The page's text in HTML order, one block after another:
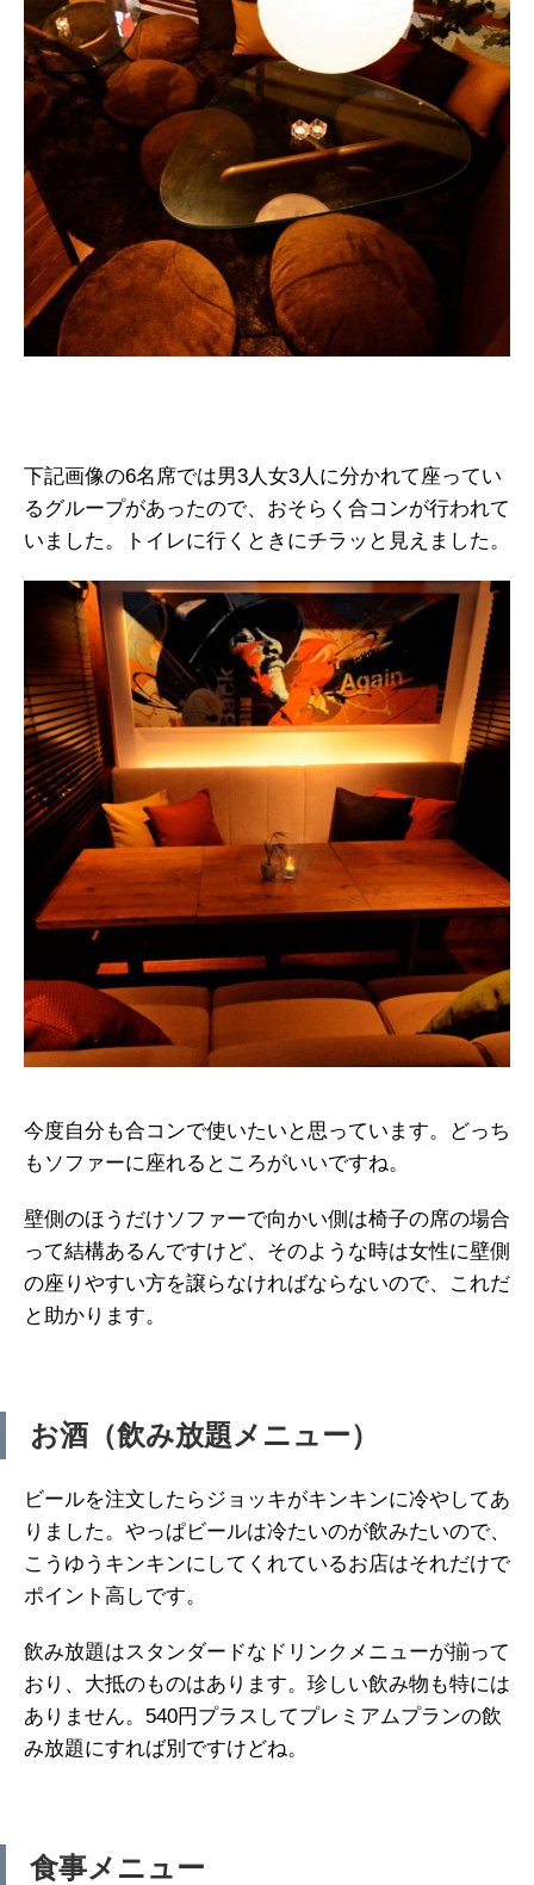
下記画像の6名席では男3人女3人に分かれて座ってい
るグループがあったので、おそらく合コンが行われて
いました。トイレに行くときにチラッと見えました。
今度自分も合コンで使いたいと思っています。どっち
もソファーに座れるところがいいですね。
壁側のほうだけソファーで向かい側は椅子の席の場合
って結構あるんですけど、そのような時は女性に壁側
の座りやすい方を譲らなければならないので、これだ
と助かります。
お酒（飲み放題メニュー）
ビールを注文したらジョッキがキンキンに冷やしてあ
りました。やっぱビールは冷たいのが飲みたいので、
こうゆうキンキンにしてくれているお店はそれだけで
ポイント高しです。
飲み放題はスタンダードなドリンクメニューが揃って
おり、大抵のものはあります。珍しい飲み物も特には
ありません。540円プラスしてプレミアムプランの飲
み放題にすれば別ですけどね。
食事メニュー